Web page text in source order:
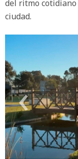
del ritmo cotidiano
ciudad.
‹